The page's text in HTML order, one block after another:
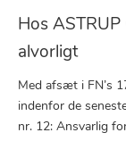
Hos
alvorligt
Med afsæt i FN’s
indenfor de
nr. 12: Ansvarlig